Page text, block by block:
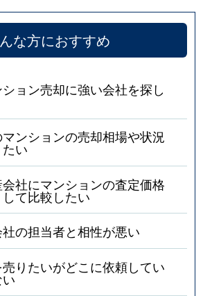
な方におすすめ
ョン売却に強い会社を探し
ンションの売却相場や状況
い
社にマンションの査定価格
て比較したい
の担当者と相性が悪い
りたいがどこに依頼してい